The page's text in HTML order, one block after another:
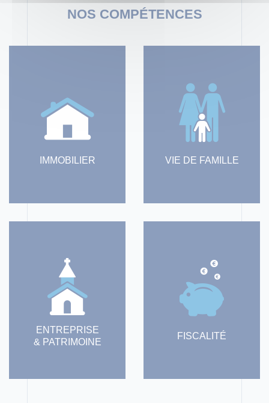
IMMOBILIER VIE DE FAMILLE
ENTREPRISE
& PATRIMOINE
FISCALITÉ